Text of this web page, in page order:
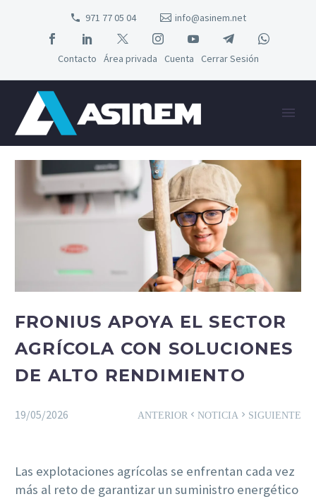
971 77 05 04 info@asinem.net
Contacto Área privada Cuenta Cerrar Sesión
FRONIUS APOYA EL SECTOR
AGRÍCOLA CON SOLUCIONES
DE ALTO RENDIMIENTO
ANTERIOR NOTICIASIGUIENTE
19/05/2026
Las explotaciones agrícolas se enfrentan cada vez
más al reto de garantizar un suministro energético